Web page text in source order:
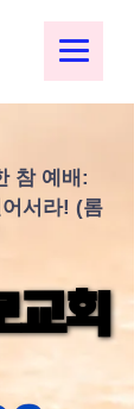
참 예배:
서라! (롬
회
회